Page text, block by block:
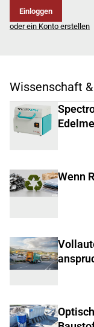
Einloggen
oder ein Konto erstellen
Wissenschaft
Wenn